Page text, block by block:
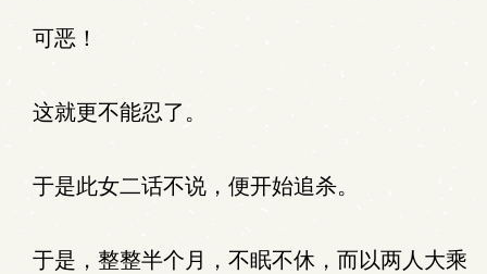
可恶！
这就更不能忍了。
于是此女二话不说，便开始追杀。
于是，整整半个月，不眠不休，而以两人大乘